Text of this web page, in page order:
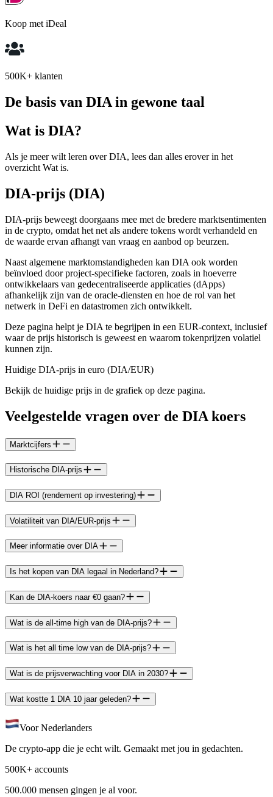
Koop met iDeal
500K+ klanten
De basis van DIA in gewone taal
Wat is DIA?
Als je meer wilt leren over DIA, lees dan alles erover in het
overzicht Wat is.
DIA-prijs (DIA)
DIA-prijs beweegt doorgaans mee met de bredere marktsentimenten
in de crypto, omdat het net als andere tokens wordt verhandeld en
de waarde ervan afhangt van vraag en aanbod op beurzen.
Naast algemene marktomstandigheden kan DIA ook worden
beïnvloed door project-specifieke factoren, zoals in hoeverre
ontwikkelaars van gedecentraliseerde applicaties (dApps)
afhankelijk zijn van de oracle-diensten en hoe de rol van het
netwerk in DeFi en datastromen zich ontwikkelt.
Deze pagina helpt je DIA te begrijpen in een EUR-context, inclusief
waar de prijs historisch is geweest en waarom tokenprijzen volatiel
kunnen zijn.
Huidige DIA-prijs in euro (DIA/EUR)
Bekijk de huidige prijs in de grafiek op deze pagina.
Veelgestelde vragen over de DIA koers
Marktcijfers
Historische DIA-prijs
DIA ROI (rendement op investering)
Volatiliteit van DIA/EUR-prijs
Meer informatie over DIA
Is het kopen van DIA legaal in Nederland?
Kan de DIA-koers naar €0 gaan?
Wat is de all-time high van de DIA-prijs?
Wat is het all time low van de DIA-prijs?
Wat is de prijsverwachting voor DIA in 2030?
Wat kostte 1 DIA 10 jaar geleden?
Voor Nederlanders
De crypto-app die je echt wilt. Gemaakt met jou in gedachten.
500K+ accounts
500.000 mensen gingen je al voor.